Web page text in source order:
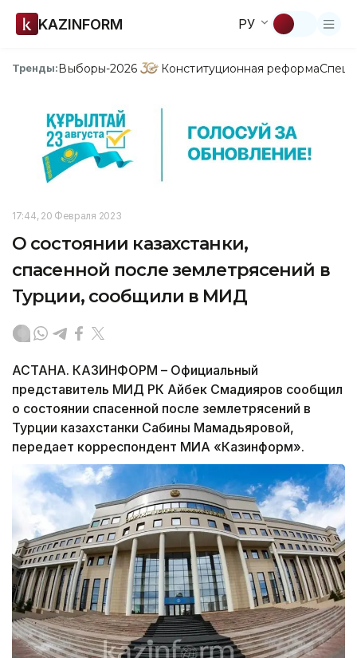
KAZINFORM РУ
Тренды:Выборы-2026 Конституционная реформа
17:44, 20 Февраля 2023
О состоянии казахстанки,
спасенной после землетрясений в
Турции, сообщили в МИД
АСТАНА. КАЗИНФОРМ – Официальный
представитель МИД РК Айбек Смадияров сообщил
о состоянии спасенной после землетрясений в
Турции казахстанки Сабины Мамадьяровой,
передает корреспондент МИА «Казинформ».